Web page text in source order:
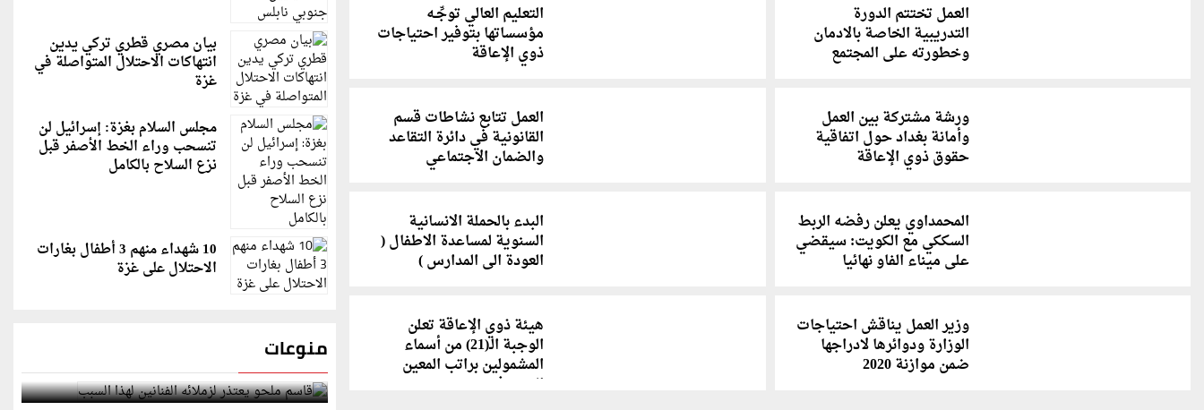
العمل تختتم الدورة
التدريبية الخاصة بالادمان
وخطورته على المجتمع
التعليم العالي توجِّـه
مؤسساتها بتوفير احتياجات
ذوي الإعاقة
ورشة مشتركة بين العمل
وأمانة بغداد حول اتفاقية
حقوق ذوي الإعاقة
العمل تتابع نشاطات قسم
القانونية في دائرة التقاعد
والضمان الاجتماعي
المحمداوي يعلن رفضه الربط
السككي مع الكويت: سيقضي
على ميناء الفاو نهائيا
البدء بالحملة الانسانية
السنوية لمساعدة الاطفال (
العودة الى المدارس )
وزير العمل يناقش احتياجات
الوزارة ودوائرها لادراجها
ضمن موازنة 2020
هيئة ذوي الإعاقة تعلن
الوجبة الـ(21) من أسماء
المشمولين براتب المعين
المتفرغ
بيان مصري قطري تركي يدين
انتهاكات الاحتلال المتواصلة في
غزة
مجلس السلام بغزة: إسرائيل لن
تنسحب وراء الخط الأصفر قبل
نزع السلاح بالكامل
10 شهداء منهم 3 أطفال بغارات
الاحتلال على غزة
منوعات
قاسم ملحو يعتذر لزملائه الفنانين لهذا السبب